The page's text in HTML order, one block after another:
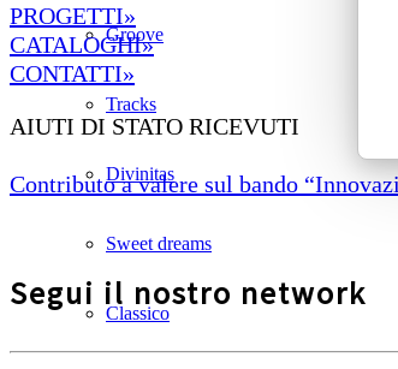
Groove
Tracks
Divinitas
Sweet dreams
Classico
PROGETTI»
CATALOGHI»
CONTATTI»
AIUTI DI STATO RICEVUTI
Contributo a valere sul bando
Segui il nostro network